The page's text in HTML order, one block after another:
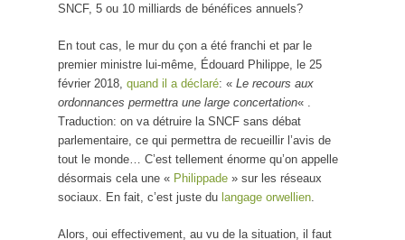
SNCF, 5 ou 10 milliards de bénéfices annuels?
En tout cas, le mur du çon a été franchi et par le
premier ministre lui-même, Édouard Philippe, le 25
février 2018, quand il a déclaré: « Le recours aux
ordonnances permettra une large concertation« .
Traduction: on va détruire la SNCF sans débat
parlementaire, ce qui permettra de recueillir l’avis de
tout le monde… C’est tellement énorme qu’on appelle
désormais cela une « Philippade » sur les réseaux
sociaux. En fait, c’est juste du langage orwellien
Alors, oui effectivement, au vu de la situation, il faut